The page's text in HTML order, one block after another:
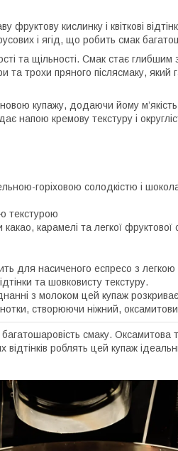
фруктову кислинку і квіткові
і ягід, що робить смак
та щільності. Смак стає
трохи пряного післясмаку, який
купажу, додаючи йому м’якість,
напою кремову текстуру і
горіховою солодкістю і
текстурою
карамелі та легкої фруктової
для насиченого еспресо з
та шовковисту текстуру.
з молоком цей купаж
створюючи ніжний,
смаку. Оксамитова
роблять цей купаж